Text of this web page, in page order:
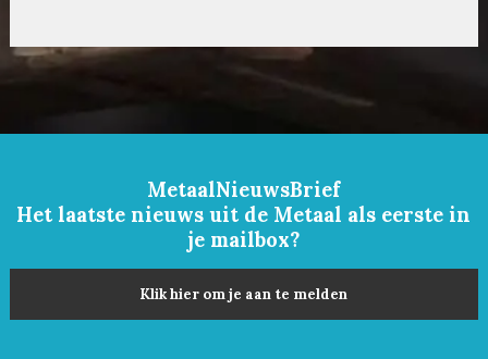
MetaalNieuwsBrief
Het laatste nieuws uit de Metaal als eerste in
je mailbox?
Klik hier om je aan te melden